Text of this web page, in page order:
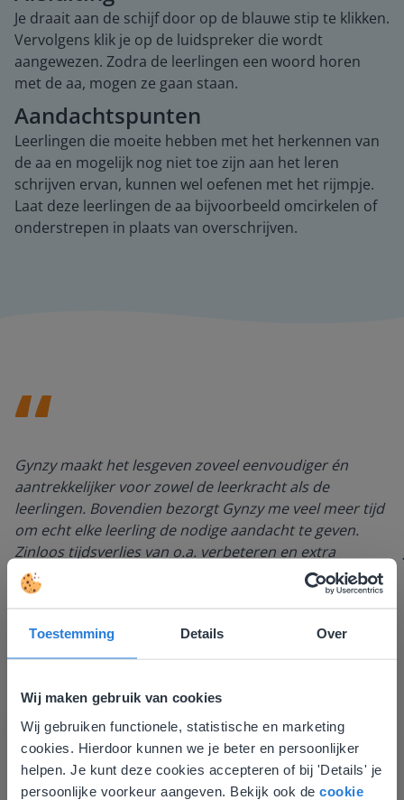
Toestemming Details Over
Wij maken gebruik van cookies
Wij gebruiken functionele, statistische en marketing
cookies. Hierdoor kunnen we je beter en persoonlijker
helpen. Je kunt deze cookies accepteren of bij 'Details' je
persoonlijke voorkeur aangeven. Bekijk ook de cookie
Je draait aan de schijf door op de blauwe stip te klikken.
Vervolgens klik je op de luidspreker die wordt
aangewezen. Zodra de leerlingen een woord horen
met de aa, mogen ze gaan staan.
Aandachtspunten
Leerlingen die moeite hebben met het herkennen van
de aa en mogelijk nog niet toe zijn aan het leren
schrijven ervan, kunnen wel oefenen met het rijmpje.
Laat deze leerlingen de aa bijvoorbeeld omcirkelen of
onderstrepen in plaats van overschrijven.
Gynzy maakt het lesgeven zoveel eenvoudiger én
aantrekkelijker voor zowel de leerkracht als de
leerlingen. Bovendien bezorgt Gynzy me veel meer tijd
om echt elke leerling de nodige aandacht te geven.
Zinloos tijdsverlies van o.a. verbeteren en extra
werkblaadjes maken is definitief voorbij.
Juf Els
Deze website komt niet
overeen met je locatie